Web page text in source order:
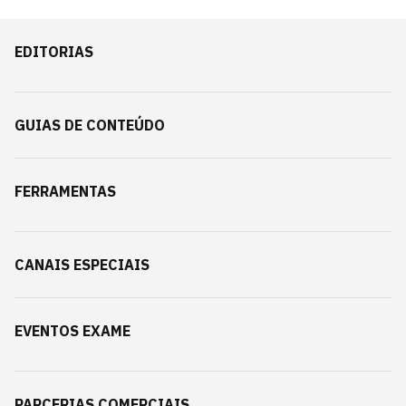
EDITORIAS
GUIAS DE CONTEÚDO
FERRAMENTAS
CANAIS ESPECIAIS
EVENTOS EXAME